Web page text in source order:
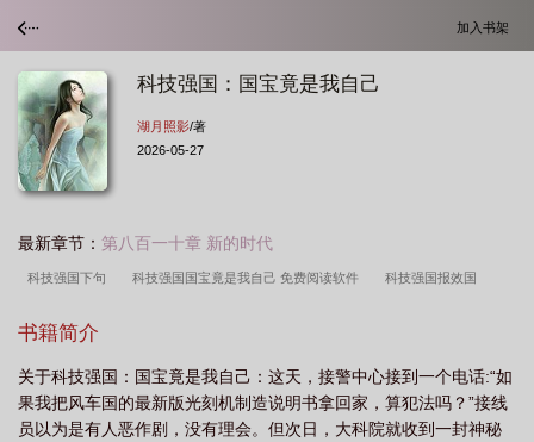
加入书架
科技强国：国宝竟是我自己
湖月照影/著
2026-05-27
最新章节： 第八百一十章 新的时代
科技强国下句 科技强国国宝竟是我自己 免费阅读软件 科技强国报效国
强国简介
影 科技强国国宝竟是我自己 精校版 科技是强国之本 科技强国国宝竟是我
自己全文免费阅读 科技兴国强国有我 科技强国国宝竟是我自己配音 科技强
书籍简介
关于科技强国：国宝竟是我自己：这天，接警中心接到一个电话:“如
果我把风车国的最新版光刻机制造说明书拿回家，算犯法吗？”接线
员以为是有人恶作剧，没有理会。但次日，大科院就收到一封神秘